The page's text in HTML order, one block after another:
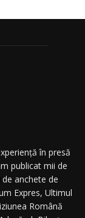
în presă
publicat mii de
anchete de
Expres, Ultimul
Română